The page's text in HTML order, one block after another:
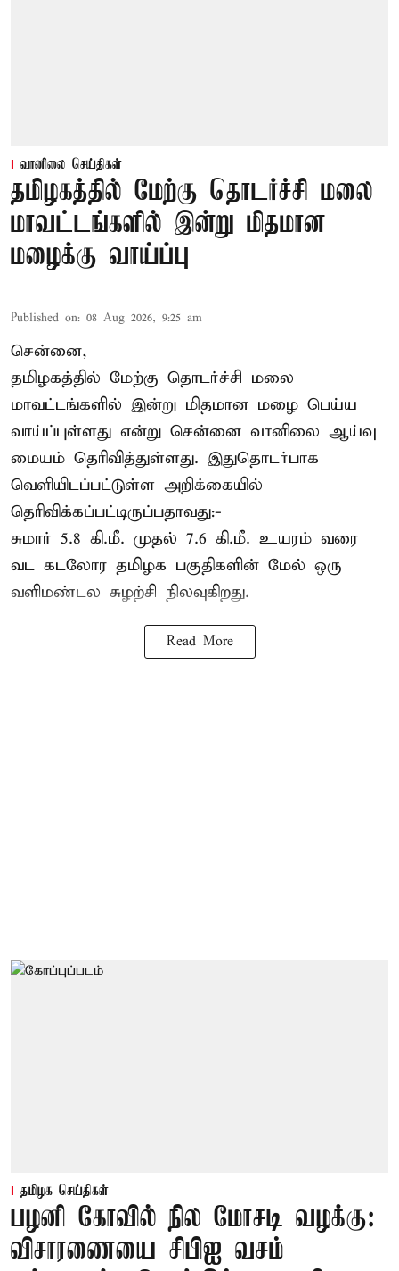
வானிலை செய்திகள்
தமிழகத்தில் மேற்கு தொடர்ச்சி மலை
மாவட்டங்களில் இன்று மிதமான
மழைக்கு வாய்ப்பு
Published on: 08 Aug 2026, 9:25 am
சென்னை,
தமிழகத்தில் மேற்கு தொடர்ச்சி மலை
மாவட்டங்களில் இன்று மிதமான மழை பெய்ய
வாய்ப்புள்ளது என்று சென்னை வானிலை ஆய்வு
மையம் தெரிவித்துள்ளது. இதுதொடர்பாக
வெளியிடப்பட்டுள்ள அறிக்கையில்
தெரிவிக்கப்பட்டிருப்பதாவது:-
சுமார் 5.8 கி.மீ. முதல் 7.6 கி.மீ. உயரம் வரை
வட கடலோர தமிழக பகுதிகளின் மேல் ஒரு
வளிமண்டல சுழற்சி நிலவுகிறது.
Read More
தமிழக செய்திகள்
பழனி கோவில் நில மோசடி வழக்கு:
விசாரணையை சிபிஐ வசம்